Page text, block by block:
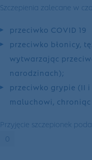
Szczepienia zalecane w
przeciwko COVID 19
przeciwko błonicy,
wytwarzając
narodzinach);
przeciwko grypie (II
maluchowi,
Przyjęcie szczepionek
0